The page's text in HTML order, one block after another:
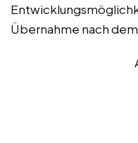
Übernahme nach